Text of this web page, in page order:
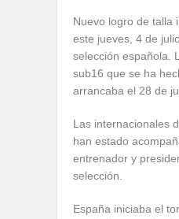
Nuevo logro de talla
este jueves, 4 de
selección española.
sub16 que se ha
arrancaba el 28 de
Las internacionales
han estado
entrenador y
selección.
España iniciaba el